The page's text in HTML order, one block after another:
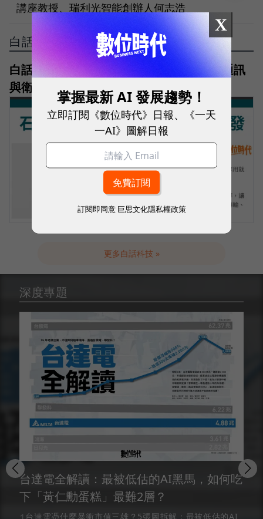
講座教授、瑞利光智能創辦人何志浩
白話科技
白話科技｜石英元件是什麼？為何AI、光通訊
與衛星都需要它？石英概念股一次看
更多白話科技 »
深度專題
台達電全解讀：最被低估的AI黑馬，如何吃
下「黃仁勳蛋糕」最難2層？
台達電憑什麼暴衝市值三雄？5張圖拆解：最被低估的AI
X
掌握最新 AI 發展趨勢！
立即訂閱《數位時代》日報、《一天
一AI》圖解日報
訂閱即同意 巨思文化隱私權政策